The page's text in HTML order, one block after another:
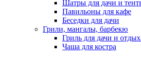
Шатры для дачи и
Павильоны для кафе
Беседки для дачи
Грили, мангалы, барбекю
Гриль для дачи и
Чаша для костра